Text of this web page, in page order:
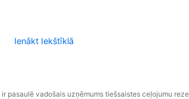
Ienākt Iekštīklā
pasaulē vadošais uzņēmums tiešsaistes ceļojumu